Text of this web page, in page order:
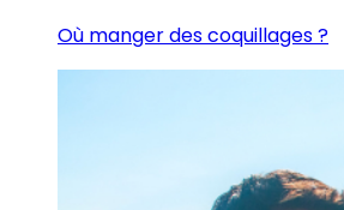
Où manger des coquillages ?